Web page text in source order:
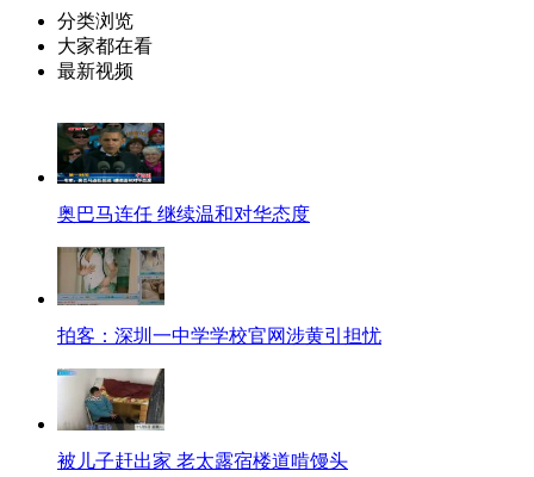
分类浏览
大家都在看
最新视频
奥巴马连任 继续温和对华态度
拍客：深圳一中学学校官网涉黄引担忧
被儿子赶出家 老太露宿楼道啃馒头